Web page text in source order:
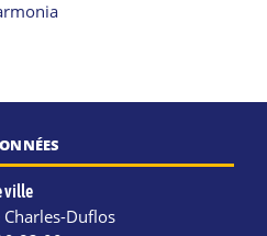
ville
Duflos